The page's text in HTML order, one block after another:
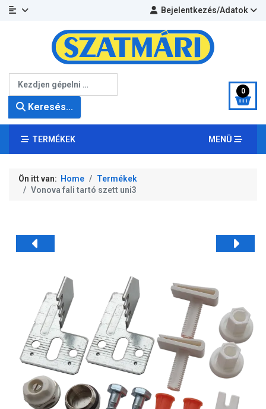
Bejelentkezés/Adatok
Keresés...
0
TERMÉKEK MENÜ
Ön itt van: Home
Termékek
Vonova fali tartó szett uni3